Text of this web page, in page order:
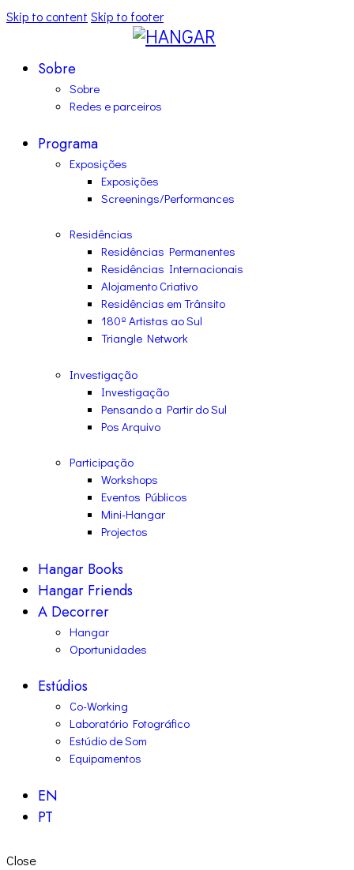
Skip to content Skip to footer
Sobre
Sobre
Redes e parceiros
Programa
Exposições
Exposições
Screenings/Performances
Residências
Residências Permanentes
Residências Internacionais
Alojamento Criativo
Residências em Trânsito
180º Artistas ao Sul
Triangle Network
Investigação
Investigação
Pensando a Partir do Sul
Pos Arquivo
Participação
Workshops
Eventos Públicos
Mini-Hangar
Projectos
Hangar Books
Hangar Friends
A Decorrer
Hangar
Oportunidades
Estúdios
Co-Working
Laboratório Fotográfico
Estúdio de Som
Equipamentos
EN
PT
Close